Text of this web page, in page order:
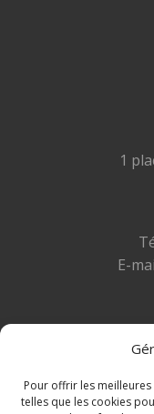
Pour offrir les
telles que les cookies
1
E-